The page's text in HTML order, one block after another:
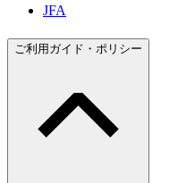
JFA
ご利用ガイド・ポリシー